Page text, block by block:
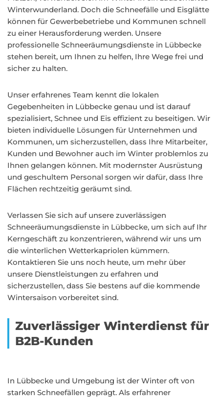
Winterwunderland. Doch die Schneefälle und Eisglätte
können für Gewerbebetriebe und Kommunen schnell
zu einer Herausforderung werden. Unsere
professionelle Schneeräumungsdienste in Lübbecke
stehen bereit, um Ihnen zu helfen, Ihre Wege frei und
sicher zu halten.
Unser erfahrenes Team kennt die lokalen
Gegebenheiten in Lübbecke genau und ist darauf
spezialisiert, Schnee und Eis effizient zu beseitigen. Wir
bieten individuelle Lösungen für Unternehmen und
Kommunen, um sicherzustellen, dass Ihre Mitarbeiter,
Kunden und Bewohner auch im Winter problemlos zu
Ihnen gelangen können. Mit modernster Ausrüstung
und geschultem Personal sorgen wir dafür, dass Ihre
Flächen rechtzeitig geräumt sind.
Verlassen Sie sich auf unsere zuverlässigen
Schneeräumungsdienste in Lübbecke, um sich auf Ihr
Kerngeschäft zu konzentrieren, während wir uns um
die winterlichen Wetterkapriolen kümmern.
Kontaktieren Sie uns noch heute, um mehr über
unsere Dienstleistungen zu erfahren und
sicherzustellen, dass Sie bestens auf die kommende
Wintersaison vorbereitet sind.
Zuverlässiger Winterdienst für
B2B-Kunden
In Lübbecke und Umgebung ist der Winter oft von
starken Schneefällen geprägt. Als erfahrener